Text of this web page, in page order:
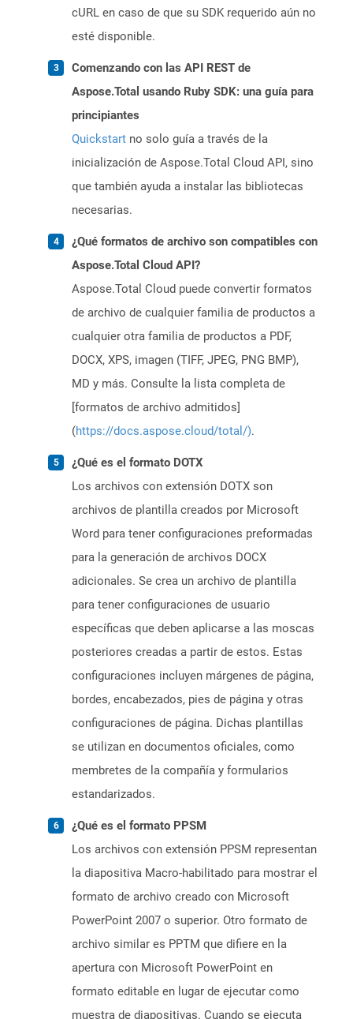
cURL en caso de que su SDK requerido aún no
esté disponible.
Comenzando con las API REST de
Aspose.Total usando Ruby SDK: una guía para
principiantes
Quickstart no solo guía a través de la
inicialización de Aspose.Total Cloud API, sino
que también ayuda a instalar las bibliotecas
necesarias.
¿Qué formatos de archivo son compatibles con
Aspose.Total Cloud API?
Aspose.Total Cloud puede convertir formatos
de archivo de cualquier familia de productos a
cualquier otra familia de productos a PDF,
DOCX, XPS, imagen (TIFF, JPEG, PNG BMP),
MD y más. Consulte la lista completa de
[formatos de archivo admitidos]
(https://docs.aspose.cloud/total/).
¿Qué es el formato DOTX
Los archivos con extensión DOTX son
archivos de plantilla creados por Microsoft
Word para tener configuraciones preformadas
para la generación de archivos DOCX
adicionales. Se crea un archivo de plantilla
para tener configuraciones de usuario
específicas que deben aplicarse a las moscas
posteriores creadas a partir de estos. Estas
configuraciones incluyen márgenes de página,
bordes, encabezados, pies de página y otras
configuraciones de página. Dichas plantillas
se utilizan en documentos oficiales, como
membretes de la compañía y formularios
estandarizados.
¿Qué es el formato PPSM
Los archivos con extensión PPSM representan
la diapositiva Macro-habilitado para mostrar el
formato de archivo creado con Microsoft
PowerPoint 2007 o superior. Otro formato de
archivo similar es PPTM que difiere en la
apertura con Microsoft PowerPoint en
formato editable en lugar de ejecutar como
muestra de diapositivas. Cuando se ejecuta